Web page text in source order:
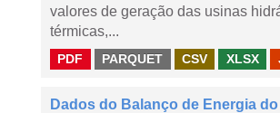
valores de geração das usinas
térmicas,...
PDF PARQUET CSV XLSX
Dados do Balanço de Energia do